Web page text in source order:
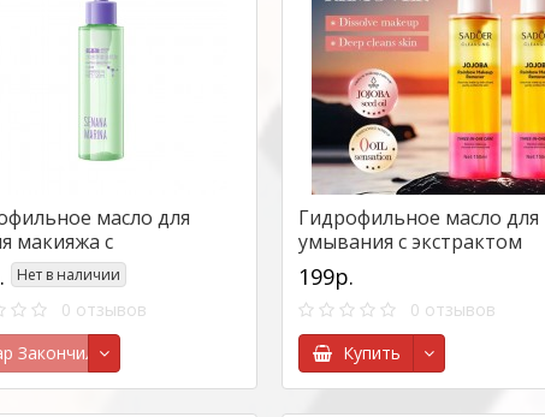
масло для
макияжа с
Senana
Нет в наличии
0 отзывов
Закончился
Гидрофильное масло для
умывания с экстрактом
Жожоба Sadoer, 150 мл.
199р.
0 отзывов
Купить